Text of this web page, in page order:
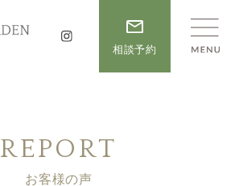
相談予約
REPORT
お客様の声